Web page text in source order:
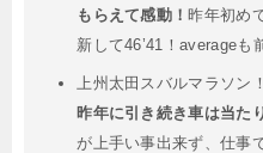
もらえて感動！ 昨年初め
新して46’41！averageも
上州太田スバルマラソン
昨年に引き続き車は当た
が上手い事出来ず、仕事